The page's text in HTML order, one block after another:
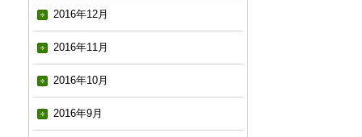
2016年12月
2016年11月
2016年10月
2016年9月